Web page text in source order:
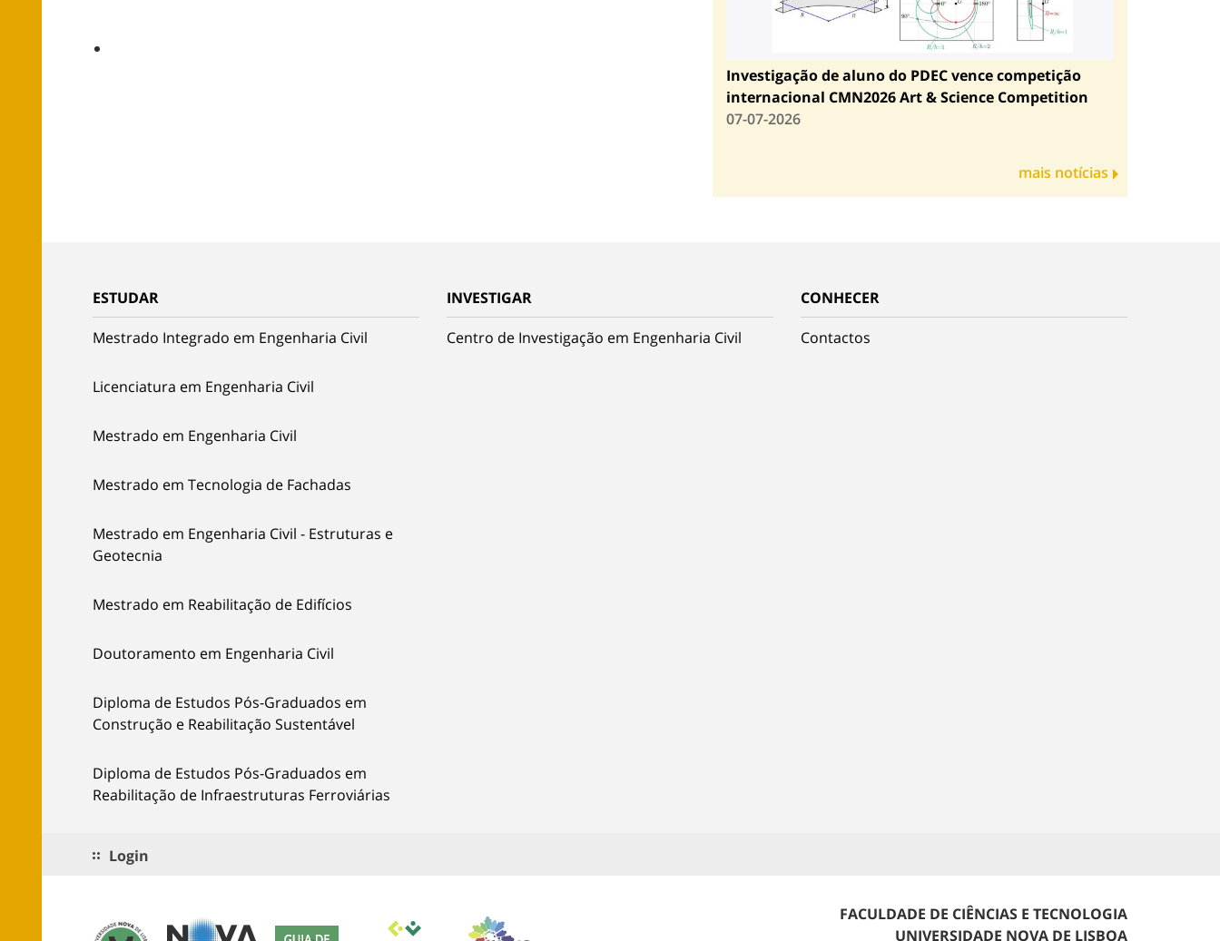
Investigação de aluno do PDEC vence competição
internacional CMN2026 Art & Science Competition
07-07-2026
mais notícias
ESTUDAR
Mestrado Integrado em Engenharia Civil
Licenciatura em Engenharia Civil
Mestrado em Engenharia Civil
Mestrado em Tecnologia de Fachadas
Mestrado em Engenharia Civil - Estruturas e
Geotecnia
Mestrado em Reabilitação de Edifícios
Doutoramento em Engenharia Civil
Diploma de Estudos Pós-Graduados em
Construção e Reabilitação Sustentável
Diploma de Estudos Pós-Graduados em
Reabilitação de Infraestruturas Ferroviárias
INVESTIGAR
Centro de Investigação em Engenharia Civil
CONHECER
Contactos
Login
FACULDADE DE CIÊNCIAS E TECNOLOGIA
UNIVERSIDADE NOVA DE LISBOA